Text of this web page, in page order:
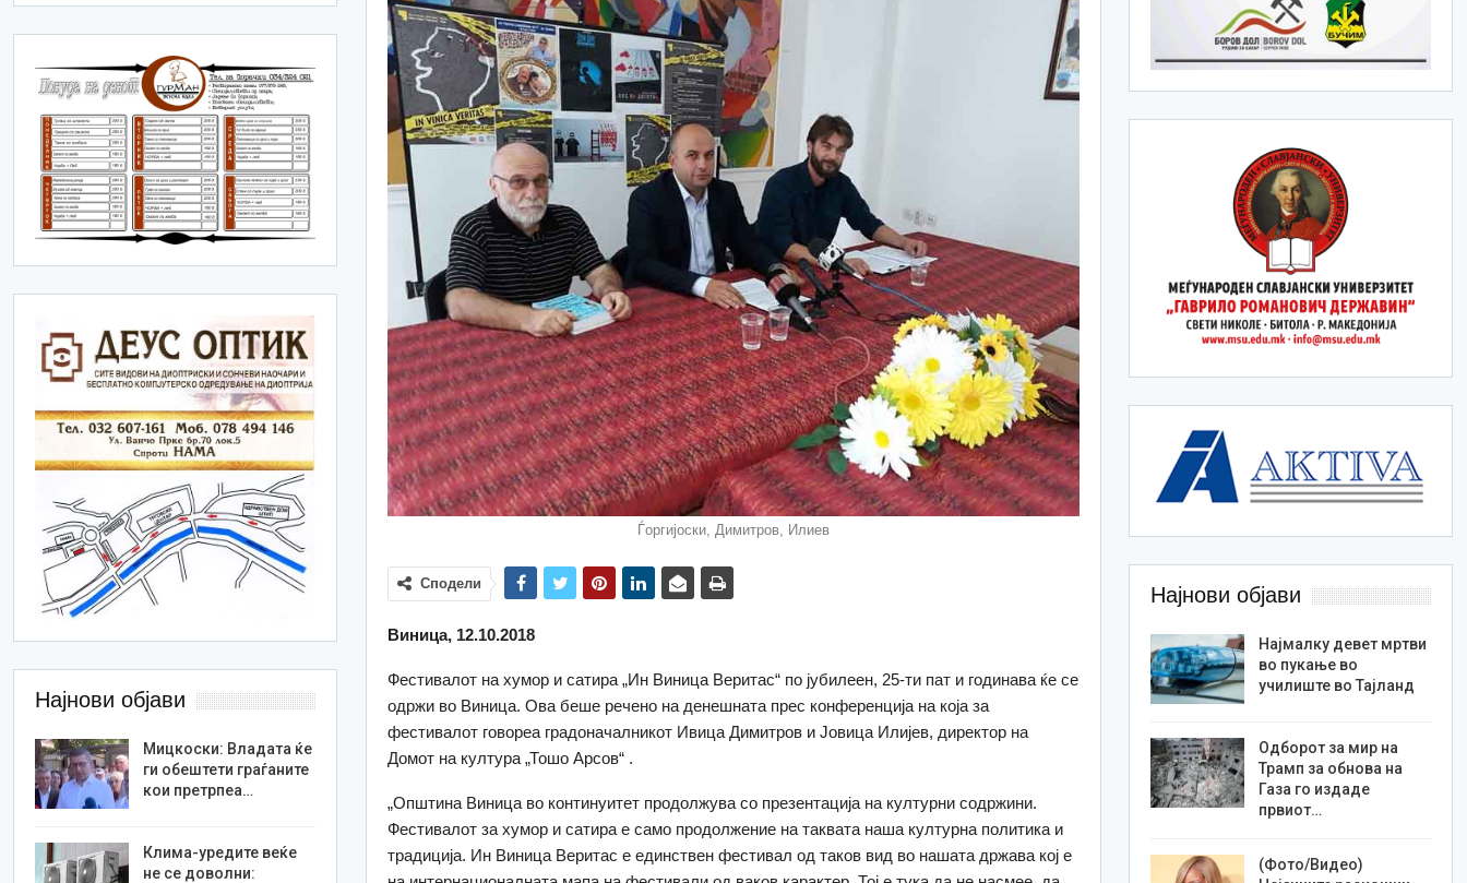
Ѓоргијоски, Димитров, Илиев
Сподели
Виница, 12.10.2018
Фестивалот на хумор и сатира „Ин Виница Веритас“ по јубилеен, 25-ти пат и годинава ќе се
одржи во Виница. Ова беше речено на денешната прес конференција на која за
фестивалот говореа градоначалникот Ивица Димитров и Јовица Илијев, директор на
Домот на култура „Тошо Арсов“ .
„Општина Виница во континуитет продолжува со презентација на културни содржини.
Фестивалот за хумор и сатира е само продолжение на таквата наша културна политика и
традиција. Ин Виница Веритас е единствен фестивал од таков вид во нашата држава кој е
Најнови објави
Најмалку девет мртви
во пукање во
училиште во Тајланд
Одборот за мир на
Трамп за обнова на
Газа го издаде
првиот…
(Фото/Видео)
Најнови објави
Мицкоски: Владата ќе
ги обештети граѓаните
кои претрпеа…
Клима-уредите веќе
не се доволни: